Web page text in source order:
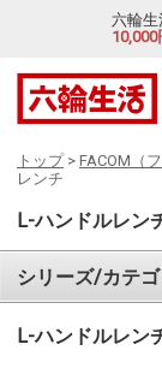
六輪
トップ> FACOM（
レンチ
L-ハンドルレン
シリーズ/カテ
L-ハンドルレン